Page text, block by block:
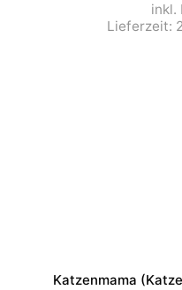
inkl.
Lieferzeit:
Katzenmama